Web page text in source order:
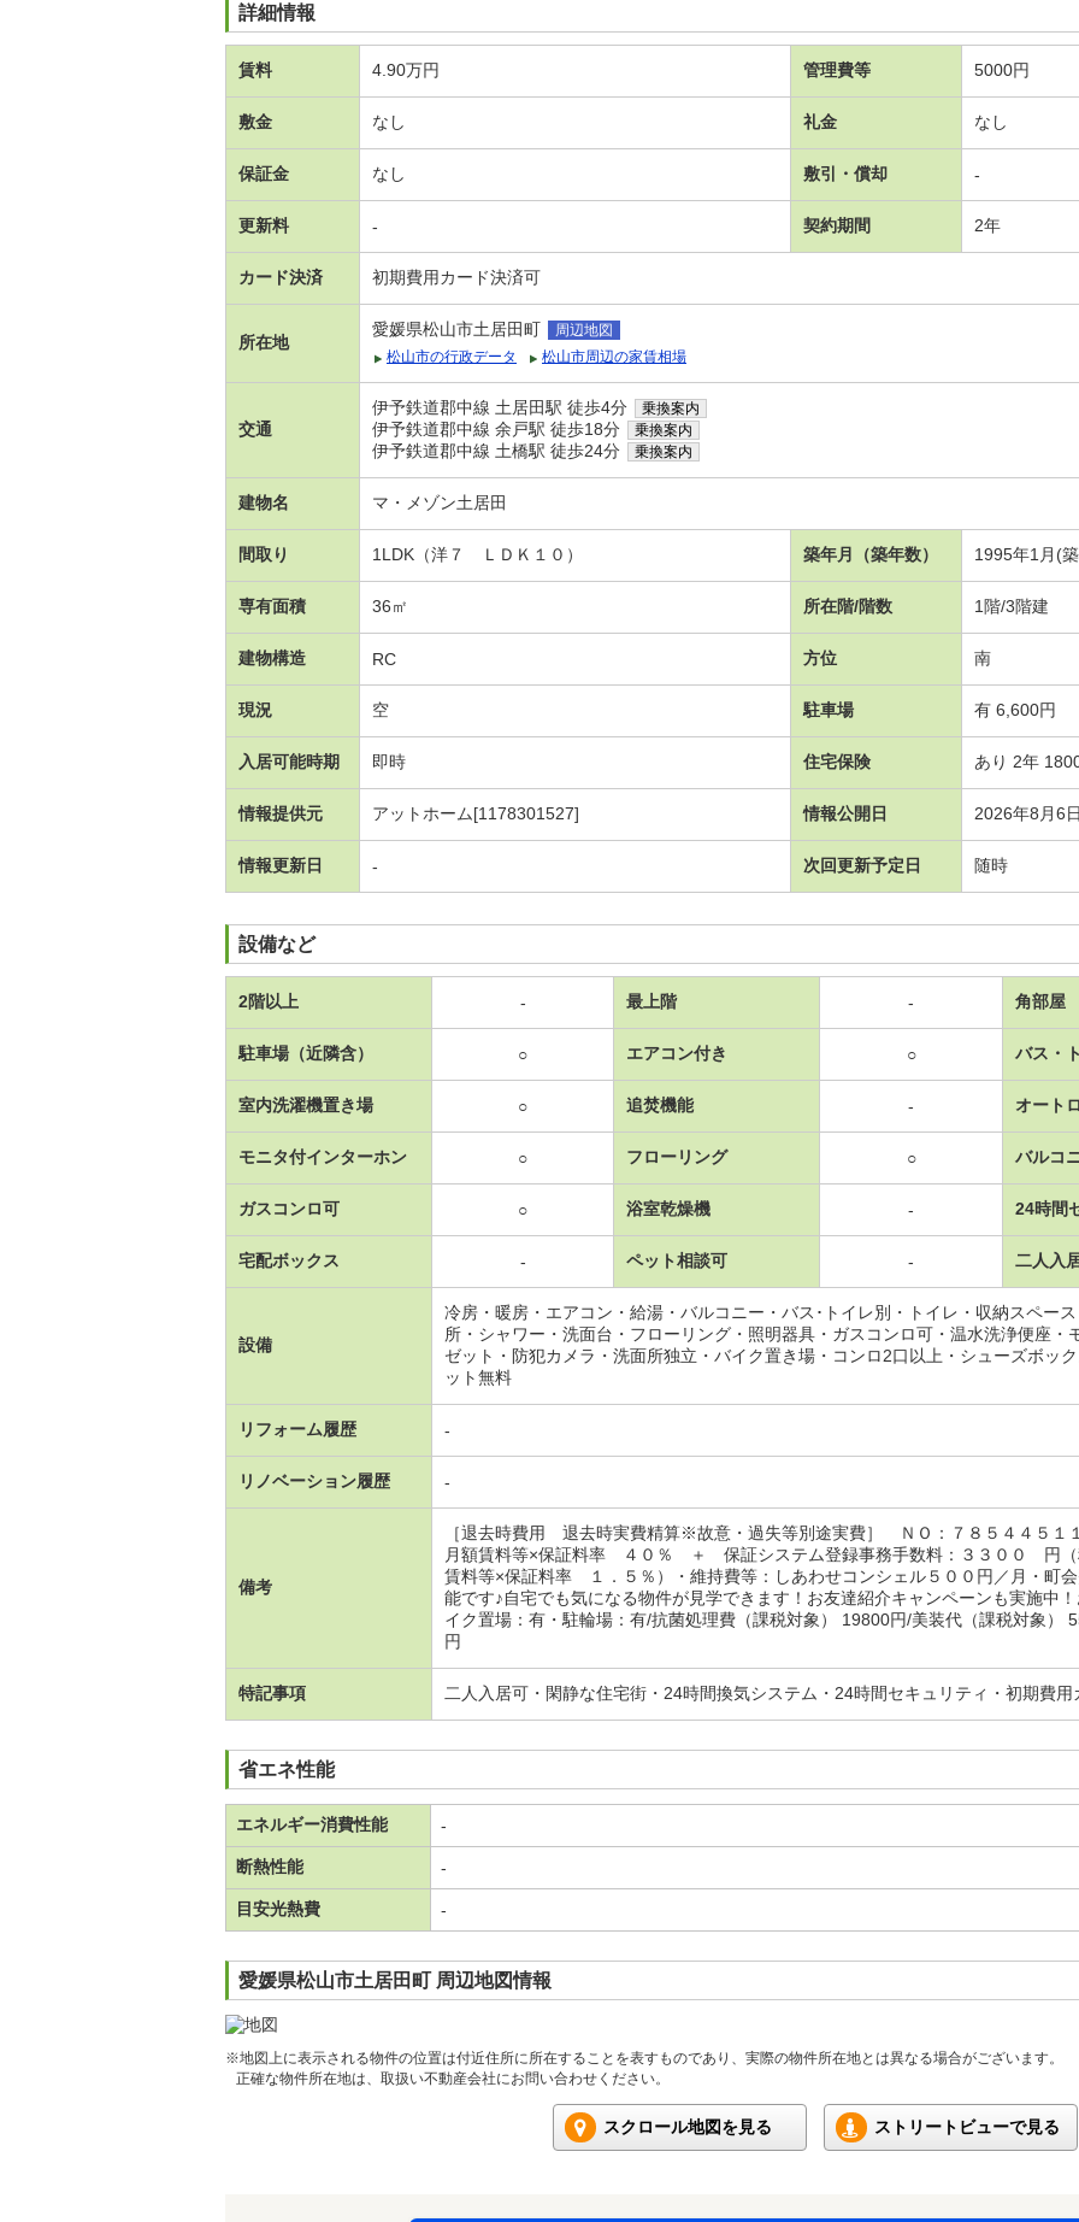
詳細情報
賃料 4.90万円 管理費等 5000円
敷金 なし 礼金 なし
保証金 なし 敷引・償却 -
更新料 - 契約期間 2年
カード決済 初期費用カード決済可
所在地
愛媛県松山市土居田町
周辺地図
松山市の行政データ
松山市周辺の家賃相場
交通
伊予鉄道郡中線 土居田駅 徒歩4分 乗換案内
伊予鉄道郡中線 余戸駅 徒歩18分 乗換案内
伊予鉄道郡中線 土橋駅 徒歩24分 乗換案内
建物名 マ・メゾン土居田
間取り 1LDK（洋７ ＬＤＫ１０） 築年月（築年数） 1995年1月(
専有面積 36㎡ 所在階/階数 1階/3階建
建物構造 RC 方位 南
現況 空 駐車場 有 6,600円
入居可能時期 即時 住宅保険 あり 2年
情報提供元 アットホーム[1178301527] 情報公開日 2026年8月6日
情報更新日 - 次回更新予定日 随時
設備など
2階以上 - 最上階 - 角部屋
駐車場（近隣含） ○ エアコン付き ○ バス・
室内洗濯機置き場 ○ 追焚機能 - オート
モニタ付インターホン ○ フローリング ○ バルコ
ガスコンロ可 ○ 浴室乾燥機 - 24時間
宅配ボックス - ペット相談可 - 二人入
設備
冷房・暖房・エアコン・給湯・バルコニー・バス･トイレ別・トイレ・収納スペー
所・シャワー・洗面台・フローリング・照明器具・ガスコンロ可・温水洗浄便座・
ゼット・防犯カメラ・洗面所独立・バイク置き場・コンロ2口以上・シューズボッ
ット無料
リフォーム履歴 -
リノベーション履歴 -
備考
［退去時費用 退去時実費精算※故意・過失等別途実費］ ＮＯ：７８５４４５１
月額賃料等×保証料率 ４０％ ＋ 保証システム登録事務手数料：３３００ 円
賃料等×保証料率 １．５％）・維持費等：しあわせコンシェル５００円／月・町
能です♪自宅でも気になる物件が見学できます！お友達紹介キャンペーンも実施中
イク置場：有・駐輪場：有/抗菌処理費（課税対象） 19800円/美装代（課税対象）
円
特記事項 二人入居可・閑静な住宅街・24時間換気システム・24時間セキュリティ・初期費用
省エネ性能
エネルギー消費性能 -
断熱性能 -
目安光熱費 -
愛媛県松山市土居田町 周辺地図情報
※地図上に表示される物件の位置は付近住所に所在することを表すものであり、実際の物件所在地とは異なる場合がございます。
正確な物件所在地は、取扱い不動産会社にお問い合わせください。
スクロール地図を見る ストリートビューで見る